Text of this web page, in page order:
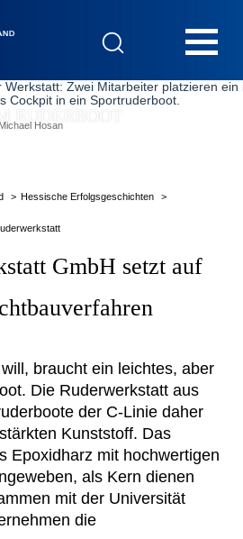
Hosan
Hessische Erfolgsgeschichten
GmbH setzt auf
braucht ein leichtes, aber
Die Ruderwerkstatt aus
der C-Linie daher
Kunststoff. Das
Epoxidharz mit hochwertigen
als Kern dienen
mit der Universität
die